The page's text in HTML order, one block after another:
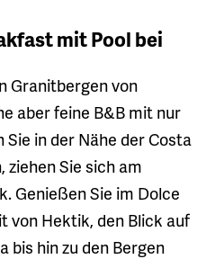
mit Pool bei
Granitbergen von
aber feine B&B mit nur
in der Nähe der Costa
Sie sich am
Genießen Sie im Dolce
von Hektik, den Blick auf
bis hin zu den Bergen